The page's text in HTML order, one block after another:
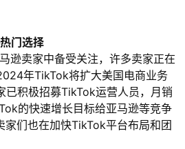
门选择
逊卖家中备受关注，许多卖家正在
年TikTok将扩大美国电商业务
已积极招募TikTok运营人员，月销
的快速增长目标给亚马逊等竞争
家们也在加快TikTok平台布局和团